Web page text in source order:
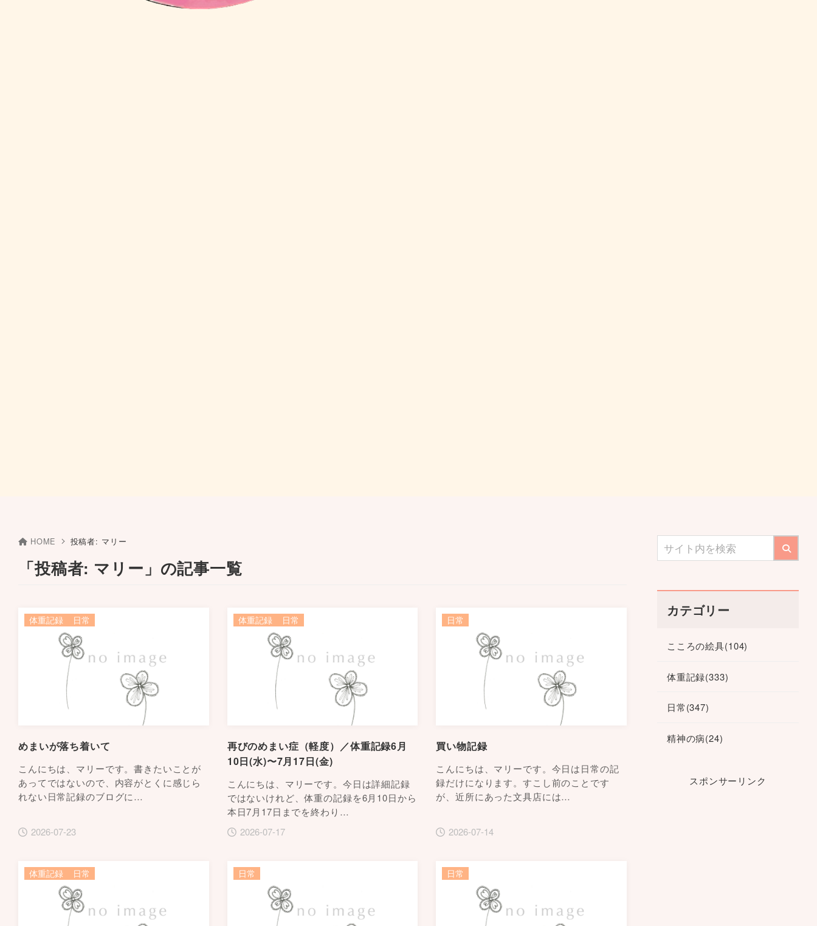
HOME 投稿者: マリー
「投稿者: マリー」の記事一覧
めまいが落ち着いて
こんにちは、マリーです。書きたいことが
あってではないので、内容がとくに感じら
れない日常記録のブログに…
2026-07-23
体重記録 日常
再びのめまい症（軽度）／体重記録6月
10日(水)〜7月17日(金)
こんにちは、マリーです。今日は詳細記録
ではないけれど、体重の記録を6月10日から
本日7月17日までを終わり…
2026-07-17
体重記録 日常
買い物記録
こんにちは、マリーです。今日は日常の記
録だけになります。すこし前のことです
が、近所にあった文具店には…
2026-07-14
日常
体重記録 日常 日常 日常
カテゴリー
こころの絵具(104)
体重記録(333)
日常(347)
精神の病(24)
スポンサーリンク